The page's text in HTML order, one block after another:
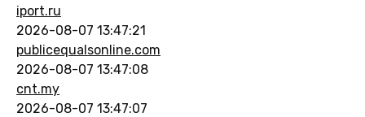
iport.ru
2026-08-07 13:47:21
publicequalsonline.com
2026-08-07 13:47:08
cnt.my
2026-08-07 13:47:07